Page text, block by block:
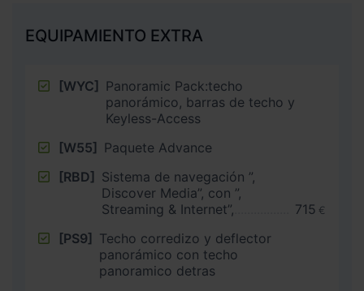
EQUIPAMIENTO EXTRA
[WYC] Panoramic Pack:techo
panorámico, barras de techo y
Keyless-Access
[W55] Paquete Advance
[RBD] Sistema de navegación ”,
Discover Media”, con ”,
Streaming & Internet”,
715 €
[PS9] Techo corredizo y deflector
panorámico con techo
panoramico detras